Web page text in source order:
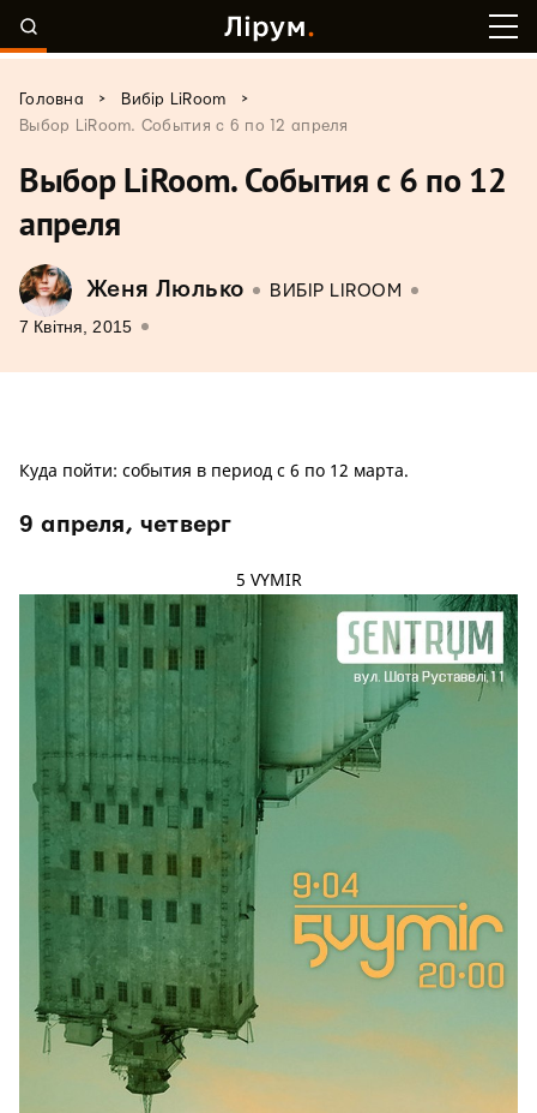
Головна > Вибір LiRoom
>
Выбор LiRoom. События с 6 по 12 апреля
Выбор LiRoom. События с 6 по 12
апреля
Женя Люлько ВИБІР LIROOM
7 Квітня, 2015
Куда пойти: события в период с 6 по 12 марта.
9 апреля, четверг
5 VYMIR